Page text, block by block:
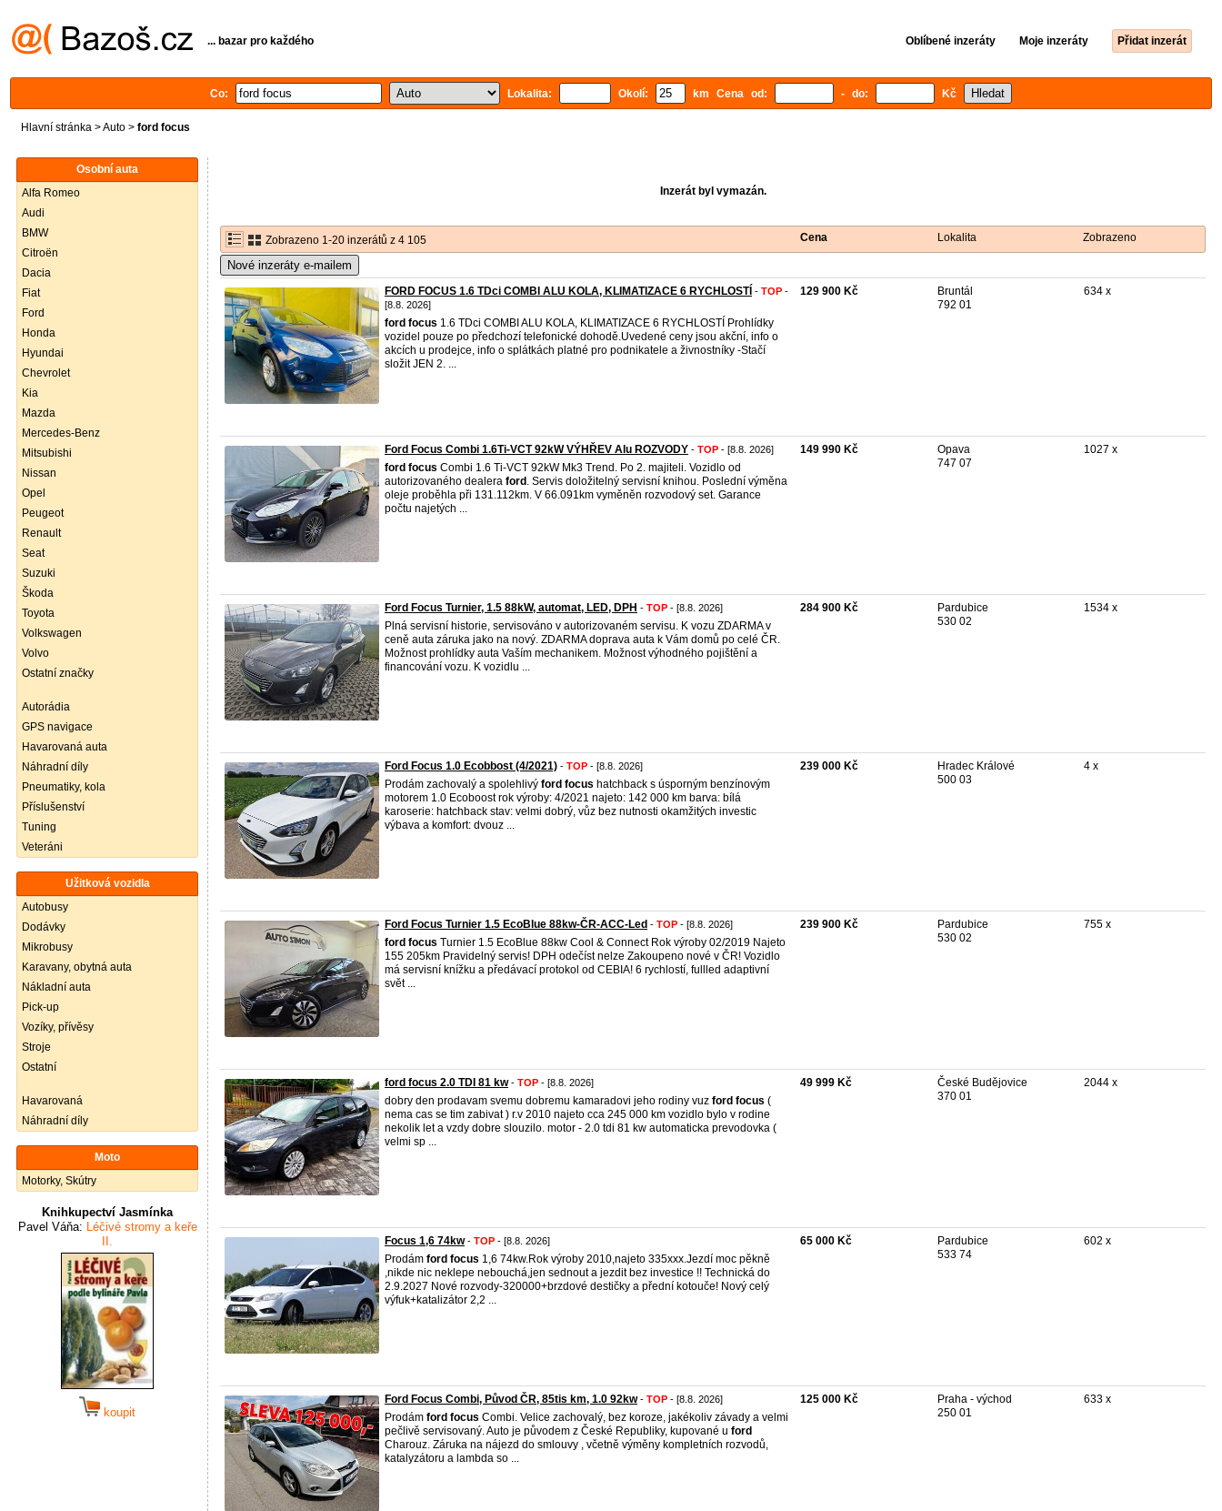
... bazar pro každého Oblíbené inzeráty Moje inzeráty Přidat inzerát
Co: Lokalita: Okolí: km Cena od: - do: Kč
Hlavní stránka >Auto > ford focus
Osobní auta
Alfa Romeo
Audi
BMW
Citroën
Dacia
Fiat
Ford
Honda
Hyundai
Chevrolet
Kia
Mazda
Mercedes-Benz
Mitsubishi
Nissan
Opel
Peugeot
Renault
Seat
Suzuki
Škoda
Toyota
Volkswagen
Volvo
Ostatní značky
Autorádia
GPS navigace
Havarovaná auta
Náhradní díly
Pneumatiky, kola
Příslušenství
Tuning
Veteráni
Užitková vozidla
Autobusy
Dodávky
Mikrobusy
Karavany, obytná auta
Nákladní auta
Pick-up
Vozíky, přívěsy
Stroje
Ostatní
Havarovaná
Náhradní díly
Moto
Motorky, Skútry
Knihkupectví Jasmínka
Pavel Váňa: Léčivé stromy a keře
II.
koupit
Inzerát byl vymazán.
Zobrazeno 1-20 inzerátů z 4 105 Cena Lokalita Zobrazeno
Nové inzeráty e-mailem
FORD FOCUS 1.6 TDci COMBI ALU KOLA, KLIMATIZACE 6 RYCHLOSTÍ - TOP -
[8.8. 2026]
ford focus 1.6 TDci COMBI ALU KOLA, KLIMATIZACE 6 RYCHLOSTÍ Prohlídky
vozidel pouze po předchozí telefonické dohodě.Uvedené ceny jsou akční, info o
akcích u prodejce, info o splátkách platné pro podnikatele a živnostníky -Stačí
složit JEN 2. ...
129 900 Kč
Bruntál
792 01
634 x
Ford Focus Combi 1.6Ti-VCT 92kW VÝHŘEV Alu ROZVODY - TOP - [8.8. 2026]
ford focus Combi 1.6 Ti-VCT 92kW Mk3 Trend. Po 2. majiteli. Vozidlo od
autorizovaného dealera ford . Servis doložitelný servisní knihou. Poslední výměna
oleje proběhla při 131.112km. V 66.091km vyměněn rozvodový set. Garance
počtu najetých ...
149 990 Kč
Opava
747 07
1027 x
Ford Focus Turnier, 1.5 88kW, automat, LED, DPH - TOP - [8.8. 2026]
Plná servisní historie, servisováno v autorizovaném servisu. K vozu ZDARMA v
ceně auta záruka jako na nový. ZDARMA doprava auta k Vám domů po celé ČR.
Možnost prohlídky auta Vaším mechanikem. Možnost výhodného pojištění a
financování vozu. K vozidlu ...
284 900 Kč
Pardubice
530 02
1534 x
Ford Focus 1.0 Ecobbost (4/2021) - TOP - [8.8. 2026]
Prodám zachovalý a spolehlivý ford focus hatchback s úsporným benzínovým
motorem 1.0 Ecoboost rok výroby: 4/2021 najeto: 142 000 km barva: bílá
karoserie: hatchback stav: velmi dobrý, vůz bez nutnosti okamžitých investic
výbava a komfort: dvouz ...
239 000 Kč
Hradec Králové
500 03
4 x
Ford Focus Turnier 1.5 EcoBlue 88kw-ČR-ACC-Led - TOP - [8.8. 2026]
ford focus Turnier 1.5 EcoBlue 88kw Cool & Connect Rok výroby 02/2019 Najeto
155 205km Pravidelný servis! DPH odečíst nelze Zakoupeno nové v ČR! Vozidlo
má servisní knížku a předávací protokol od CEBIA! 6 rychlostí, fullled adaptivní
svět ...
239 900 Kč
Pardubice
530 02
755 x
ford focus 2.0 TDI 81 kw- TOP - [8.8. 2026]
dobry den prodavam svemu dobremu kamaradovi jeho rodiny vuz ford focus (
nema cas se tim zabivat ) r.v 2010 najeto cca 245 000 km vozidlo bylo v rodine
nekolik let a vzdy dobre slouzilo. motor - 2.0 tdi 81 kw automaticka prevodovka (
velmi sp ...
49 999 Kč
České Budějovice
370 01
2044 x
Focus 1,6 74kw- TOP - [8.8. 2026]
Prodám ford focus 1,6 74kw.Rok výroby 2010,najeto 335xxx.Jezdí moc pěkně
,nikde nic neklepe nebouchá,jen sednout a jezdit bez investice !! Technická do
2.9.2027 Nové rozvody-320000+brzdové destičky a přední kotouče! Nový celý
výfuk+katalizátor 2,2 ...
65 000 Kč
Pardubice
533 74
602 x
Ford Focus Combi, Původ ČR, 85tis km, 1.0 92kw- TOP - [8.8. 2026]
Prodám ford focus Combi. Velice zachovalý, bez koroze, jakékoliv závady a velmi
pečlivě servisovaný. Auto je původem z České Republiky, kupované u ford
Charouz. Záruka na nájezd do smlouvy , včetně výměny kompletních rozvodů,
katalyzátoru a lambda so ...
125 000 Kč
Praha - východ
250 01
633 x